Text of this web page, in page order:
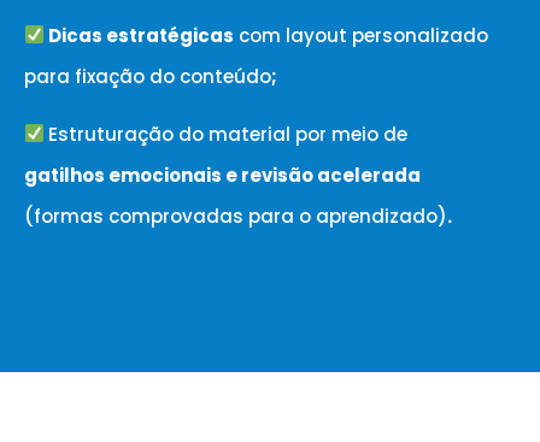
Dicas estratégicas com layout personalizado
para fixação do conteúdo;
Estruturação do material por meio de
gatilhos emocionais e revisão acelerada
(formas comprovadas para o aprendizado).